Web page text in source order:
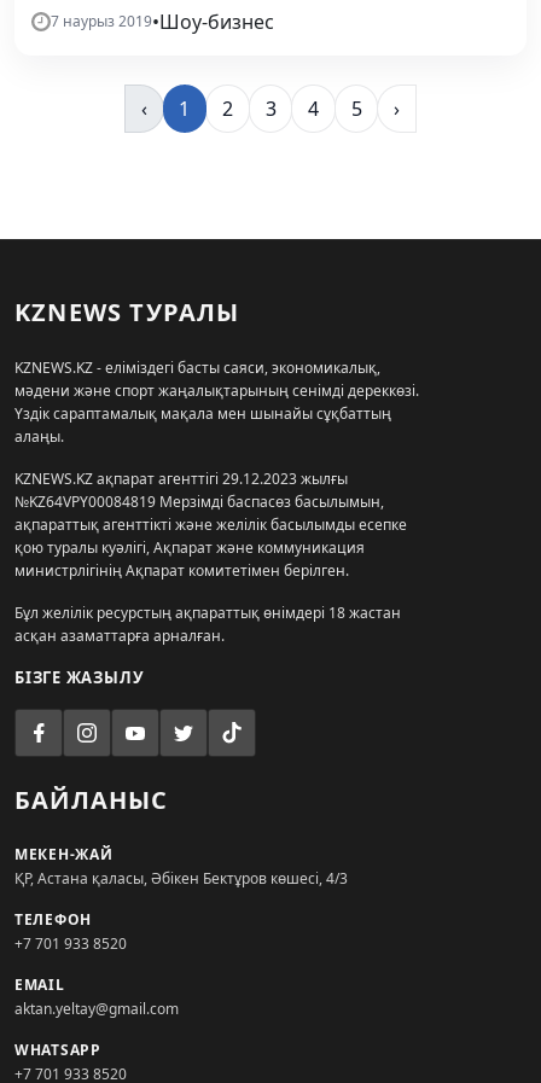
7 наурыз 2019•Шоу-бизнес
‹ 1 2 3 4 5 ›
KZNEWS ТУРАЛЫ
KZNEWS.KZ - еліміздегі басты саяси, экономикалық,
мәдени және спорт жаңалықтарының сенімді дереккөзі.
Үздік сараптамалық мақала мен шынайы сұқбаттың
алаңы.
KZNEWS.KZ ақпарат агенттігі 29.12.2023 жылғы
№KZ64VPY00084819 Мерзімді баспасөз басылымын,
ақпараттық агенттікті және желілік басылымды есепке
қою туралы куәлігі, Ақпарат және коммуникация
министрлігінің Ақпарат комитетімен берілген.
Бұл желілік ресурстың ақпараттық өнімдері 18 жастан
асқан азаматтарға арналған.
БІЗГЕ ЖАЗЫЛУ
БАЙЛАНЫС
МЕКЕН-ЖАЙ
ҚР, Астана қаласы, Әбікен Бектұров көшесі, 4/3
ТЕЛЕФОН
+7 701 933 8520
EMAIL
aktan.yeltay@gmail.com
WHATSAPP
+7 701 933 8520